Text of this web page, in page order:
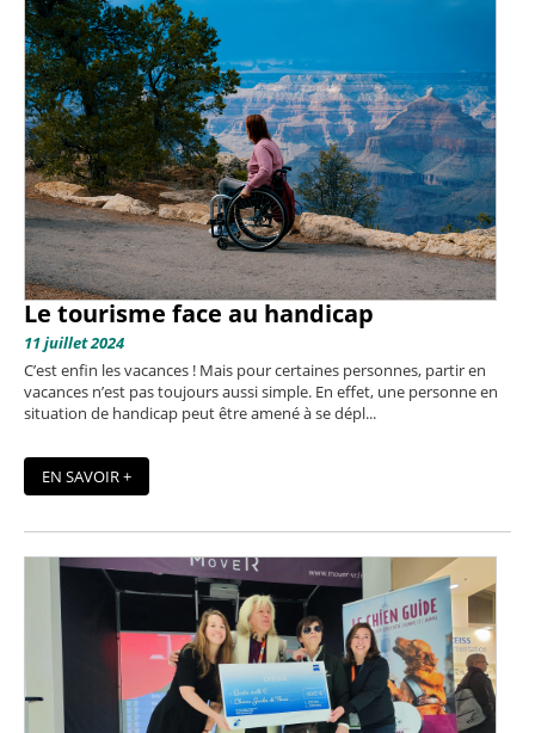
Le tourisme face au handicap
11 juillet 2024
C’est enfin les vacances ! Mais pour certaines personnes, partir en
vacances n’est pas toujours aussi simple. En effet, une personne en
situation de handicap peut être amené à se dépl...
EN SAVOIR +